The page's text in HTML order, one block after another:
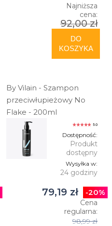
Najniższa
cena:
92,00 zł
DO
KOSZYKA
By Vilain - Szampon
przeciwłupieżowy No
Flake - 200ml
5.0
Dostępność:
Produkt
dostępny
Wysyłka w:
24 godziny
79,19 zł -20%
Cena
regularna:
98,99 zł